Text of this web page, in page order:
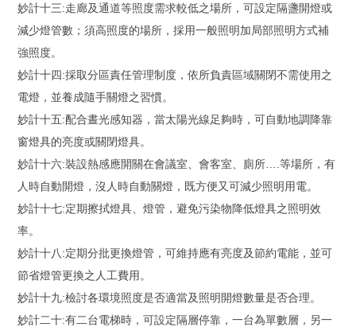
妙計十三:走廊及通道等照度需求較低之場所，可設定隔盞開燈或
減少燈管數；須高照度的場所，採用一般照明加局部照明方式補
強照度。
妙計十四:採取分區責任管理制度，依所負責區域關閉不需使用之
電燈，並養成隨手關燈之習慣。
妙計十五:配合晝光感知器，當太陽光線足夠時，可自動地調降靠
窗燈具的亮度或關閉燈具。
妙計十六:裝設熱感應開關在會議室、會客室、廁所….等場所，有
人時自動開燈，沒人時自動關燈，既方便又可減少照明用電。
妙計十七:定期擦拭燈具、燈管，避免污染物降低燈具之照明效
率。
妙計十八:定期分批更換燈管，可維持應有亮度及節約電能，並可
節省燈管更換之人工費用。
妙計十九:檢討各環境照度是否適當及照明開燈數量是否合理。
妙計二十:有二台電梯時，可設定隔層停靠，一台為單數層，另一